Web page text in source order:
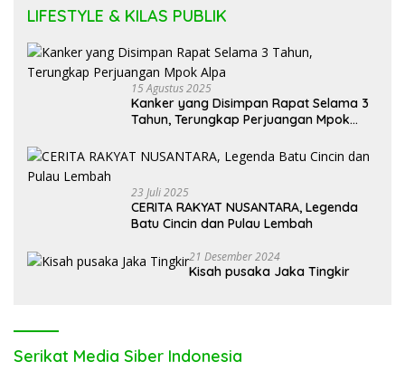
LIFESTYLE & KILAS PUBLIK
15 Agustus 2025
Kanker yang Disimpan Rapat Selama 3
Tahun, Terungkap Perjuangan Mpok
23 Juli 2025
CERITA RAKYAT NUSANTARA, Legenda
Batu Cincin dan Pulau Lembah
21 Desember 2024
Kisah pusaka Jaka Tingkir
Serikat Media Siber Indonesia